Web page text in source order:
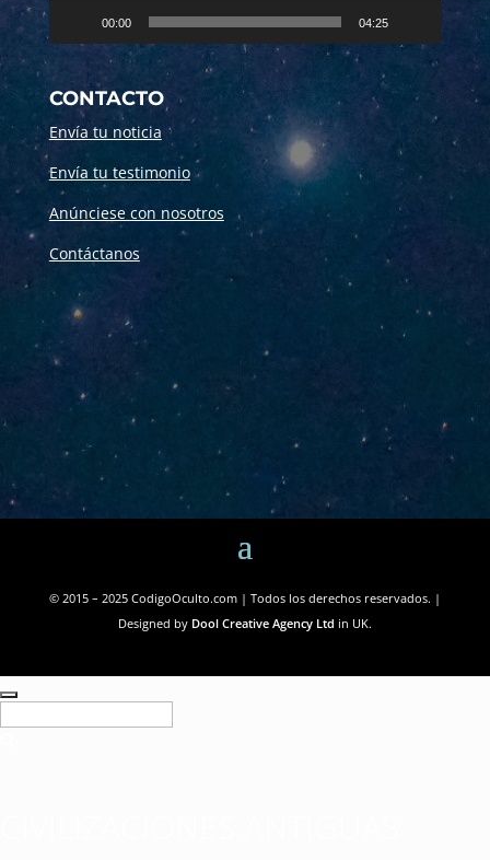
00:00 04:25
CONTACTO
Envía tu noticia
Envía tu testimonio
Anúnciese con nosotros
Contáctanos
© 2015 – 2025 CodigoOculto.com | Todos los derechos reservados. |
Designed by Dool Creative Agency Ltd in UK.